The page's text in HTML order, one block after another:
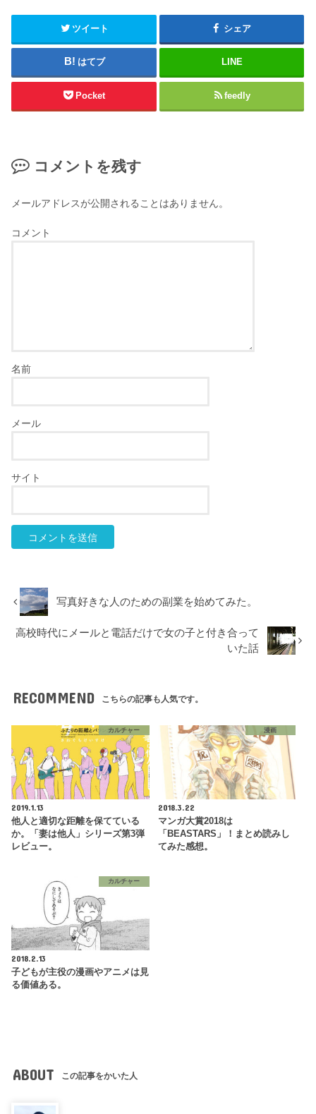
ツイート シェア
はてブ LINE
Pocket feedly
コメントを残す
メールアドレスが公開されることはありません。
コメント
名前
メール
サイト
写真好きな人のための副業を始めてみた。
高校時代にメールと電話だけで女の子と付き合って
いた話
RECOMMEND こちらの記事も人気です。
カルチャー
2019.1.13
他人と適切な距離を保てている
か。「妻は他人」シリーズ第3弾
レビュー。
漫画
2018.3.22
マンガ大賞2018は
「BEASTARS」！まとめ読みし
てみた感想。
カルチャー
2018.2.13
子どもが主役の漫画やアニメは見
る価値ある。
ABOUT この記事をかいた人